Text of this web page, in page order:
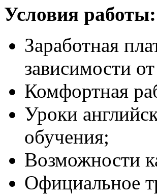
Условия работы:
Заработная
зависимости
Комфортная
Уроки
обучения;
Возможности
Официальное